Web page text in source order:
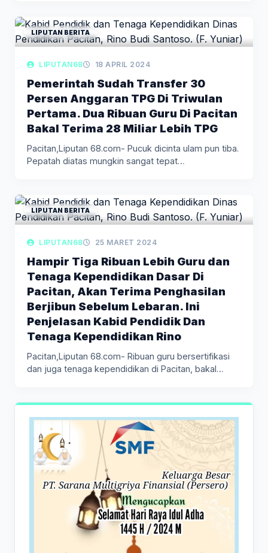
LIPUTAN BERITA
LIPUTAN68 18 APRIL 2024
Pemerintah Sudah Transfer 30
Persen Anggaran TPG Di Triwulan
Pertama. Dua Ribuan Guru Di Pacitan
Bakal Terima 28 Miliar Lebih TPG
Pacitan,Liputan 68.com- Pucuk dicinta ulam pun tiba.
Pepatah diatas mungkin sangat tepat…
LIPUTAN BERITA
LIPUTAN68 25 MARET 2024
Hampir Tiga Ribuan Lebih Guru dan
Tenaga Kependidikan Dasar Di
Pacitan, Akan Terima Penghasilan
Berjibun Sebelum Lebaran. Ini
Penjelasan Kabid Pendidik Dan
Tenaga Kependidikan Rino
Pacitan,Liputan 68.com- Ribuan guru bersertifikasi
dan juga tenaga kependidikan di Pacitan, bakal…